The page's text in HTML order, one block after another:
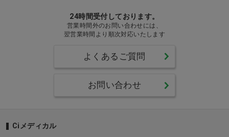
24時間受付しております。
営業時間外のお問い合わせには、
翌営業時間より順次対応いたします
よくあるご質問
お問い合わせ
Ciメディカル